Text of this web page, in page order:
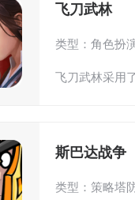
飞刀武林
类型：角色扮
飞刀武林采用
斯巴达战争
类型：策略塔